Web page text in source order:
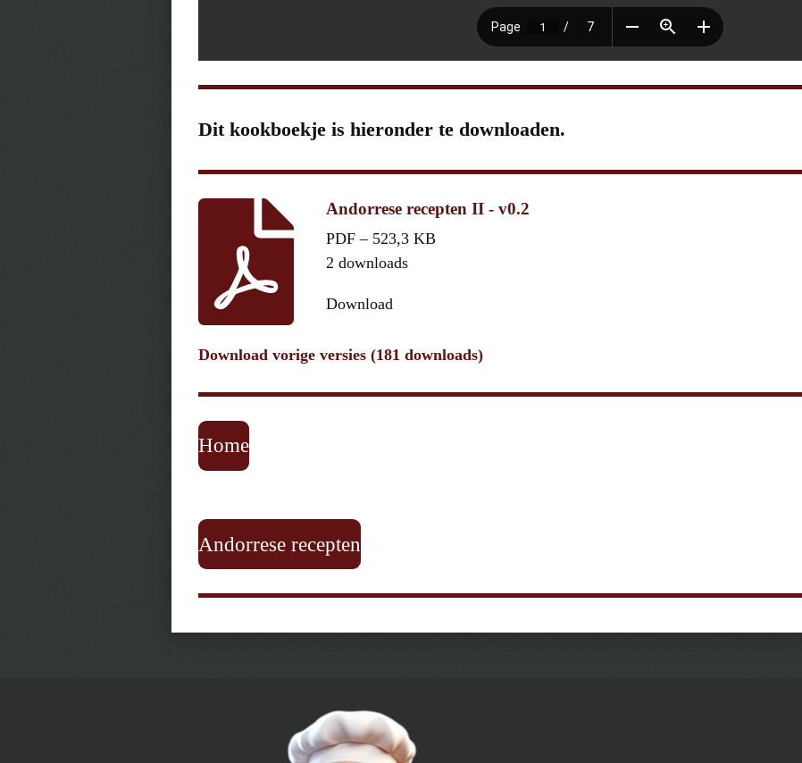
Dit kookboekje is hieronder te downloaden.
Andorrese recepten II - v0.2
PDF – 523,3 KB
2 downloads
Download
Download vorige versies (181 downloads)
Home
Andorrese recepten